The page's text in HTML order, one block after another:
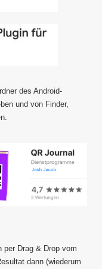
des Android-
und von Finder,
per Drag & Drop vom
dann (wiederum